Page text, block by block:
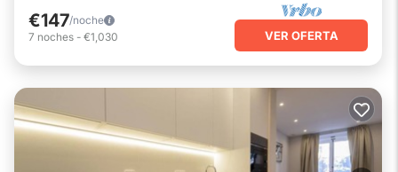
€147/noche
7 noches - €1,030 VER OFERTA